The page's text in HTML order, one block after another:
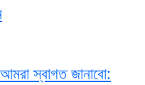
স্বাগত জানাবো: